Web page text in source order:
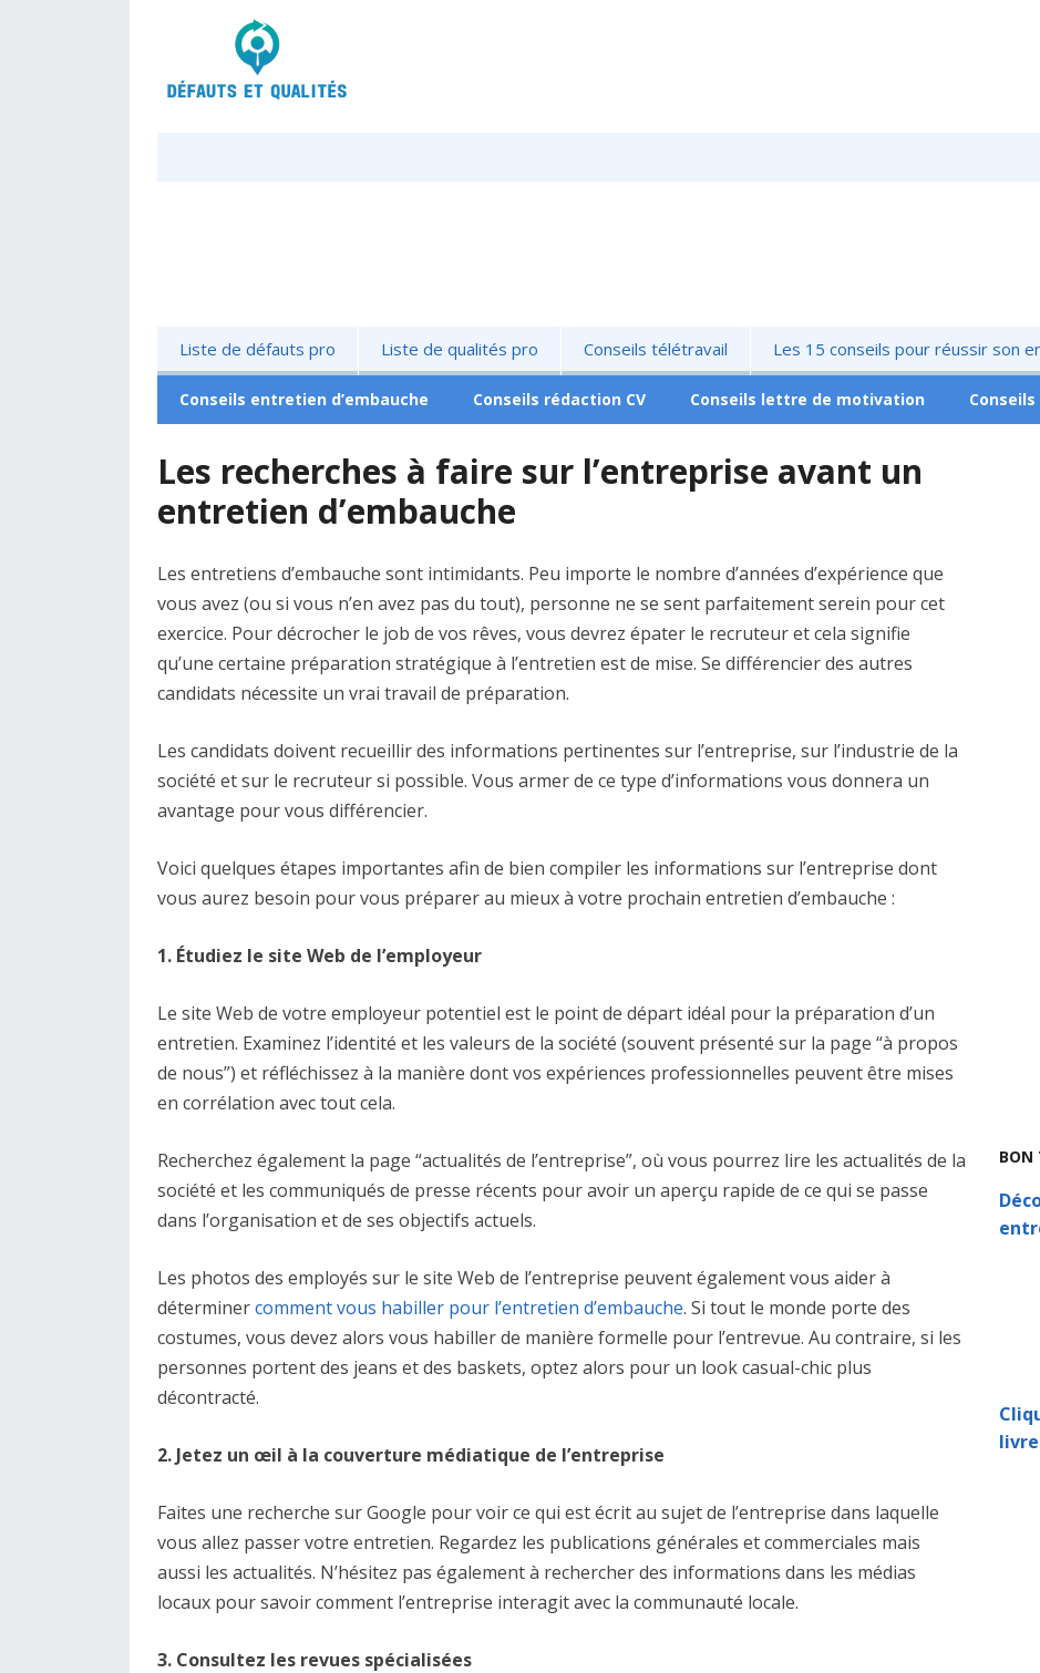
Liste de défauts pro Liste de qualités pro Conseils télétravail Les 15 conseils pour réussir son
Conseils entretien d’embauche Conseils rédaction CV Conseils lettre de motivation
Les recherches à faire sur l’entreprise avant un
entretien d’embauche
Les entretiens d’embauche sont intimidants. Peu importe le nombre d’années d’expérience que
vous avez (ou si vous n’en avez pas du tout), personne ne se sent parfaitement serein pour cet
exercice. Pour décrocher le job de vos rêves, vous devrez épater le recruteur et cela signifie
qu’une certaine préparation stratégique à l’entretien est de mise. Se différencier des autres
candidats nécessite un vrai travail de préparation.
Les candidats doivent recueillir des informations pertinentes sur l’entreprise, sur l’industrie de la
société et sur le recruteur si possible. Vous armer de ce type d’informations vous donnera un
avantage pour vous différencier.
Voici quelques étapes importantes afin de bien compiler les informations sur l’entreprise dont
vous aurez besoin pour vous préparer au mieux à votre prochain entretien d’embauche :
1. Étudiez le site Web de l’employeur
Le site Web de votre employeur potentiel est le point de départ idéal pour la préparation d’un
entretien. Examinez l’identité et les valeurs de la société (souvent présenté sur la page “à propos
de nous”) et réfléchissez à la manière dont vos expériences professionnelles peuvent être mises
en corrélation avec tout cela.
Recherchez également la page “actualités de l’entreprise”, où vous pourrez lire les actualités de la
société et les communiqués de presse récents pour avoir un aperçu rapide de ce qui se passe
dans l’organisation et de ses objectifs actuels.
Les photos des employés sur le site Web de l’entreprise peuvent également vous aider à
déterminercomment vous habiller pour l’entretien d’embauche. Si tout le monde porte des
costumes, vous devez alors vous habiller de manière formelle pour l’entrevue. Au contraire, si les
personnes portent des jeans et des baskets, optez alors pour un look casual-chic plus
décontracté.
2. Jetez un œil à la couverture médiatique de l’entreprise
Faites une recherche sur Google pour voir ce qui est écrit au sujet de l’entreprise dans laquelle
vous allez passer votre entretien. Regardez les publications générales et commerciales mais
aussi les actualités. N’hésitez pas également à rechercher des informations dans les médias
locaux pour savoir comment l’entreprise interagit avec la communauté locale.
3. Consultez les revues spécialisées
BON